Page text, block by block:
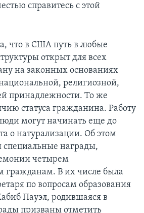
справитесь с этой
что в США путь в любые
открыт для всех
на законных основаниях
религиозной,
принадлежности. То же
статуса гражданина. Работу
могут начинать еще до
о натурализации. Об этом
специальные награды,
четырем
гражданам. В их числе была
по вопросам образования
Пауэл, родившаяся в
призваны отметить